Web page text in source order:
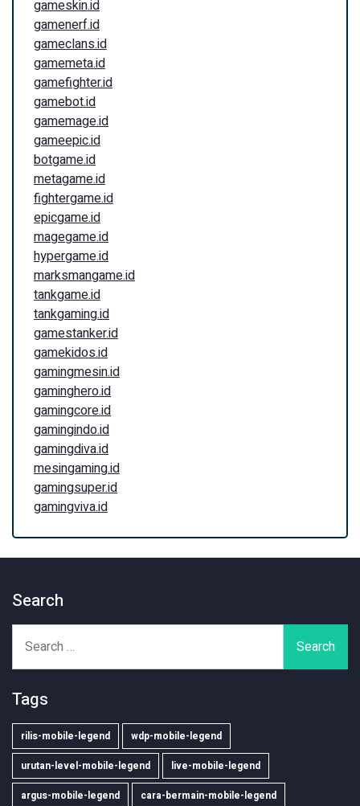
gameskin.id
gamenerf.id
gameclans.id
gamemeta.id
gamefighter.id
gamebot.id
gamemage.id
gameepic.id
botgame.id
metagame.id
fightergame.id
epicgame.id
magegame.id
hypergame.id
marksmangame.id
tankgame.id
tankgaming.id
gamestanker.id
gamekidos.id
gamingmesin.id
gaminghero.id
gamingcore.id
gamingindo.id
gamingdiva.id
mesingaming.id
gamingsuper.id
gamingviva.id
Search
for:
Tags
rilis-mobile-legend wdp-mobile-legend
urutan-level-mobile-legend live-mobile-legend
argus-mobile-legend cara-bermain-mobile-legend